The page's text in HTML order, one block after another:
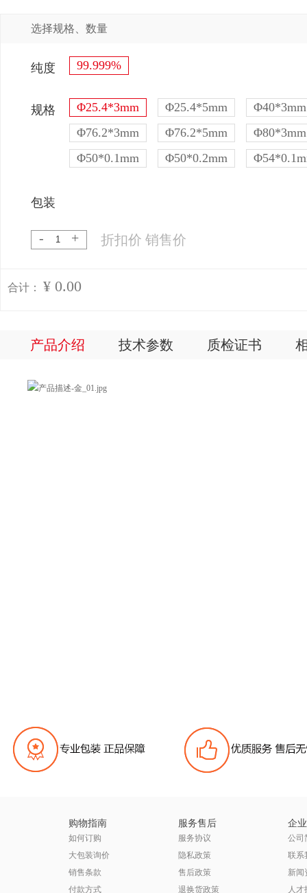
选择规格、数量
纯度 99.999%
规格 Φ25.4*3mm Φ25.4*5mm
Φ40*3mm
Φ76.2*3mm
Φ76.2*5mm
Φ80*3mm
Φ50*0.1mm
Φ50*0.2mm
包装
- + 折扣价 销售价
合计： ¥ 0.00
产品介绍 技术参数 质检证书
购物指南
如何订购
大包装询价
销售条款
付款方式
服务售后
服务协议
隐私政策
售后政策
退换货政策
企
公司
联系
新闻
人才